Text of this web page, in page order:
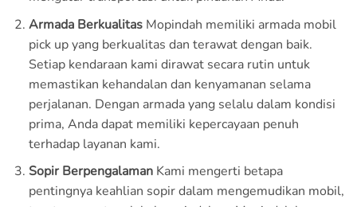
Armada BerkualitasMopindah memiliki armada mobil
pick up yang berkualitas dan terawat dengan baik.
Setiap kendaraan kami dirawat secara rutin untuk
memastikan kehandalan dan kenyamanan selama
perjalanan. Dengan armada yang selalu dalam kondisi
prima, Anda dapat memiliki kepercayaan penuh
terhadap layanan kami.
Sopir BerpengalamanKami mengerti betapa
pentingnya keahlian sopir dalam mengemudikan mobil,